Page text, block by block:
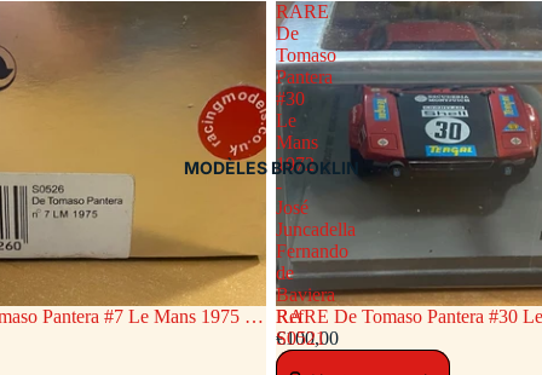
MODÈLES BROOKLIN
Pantera #7 Le Mans 1975 -
RARE
De
Tomaso
Pantera
#30
Le
Mans
1972
-
José
Juncadella
Fernando
de
Baviera
Ref
S0521
RARE De Tomaso Pantera #30
€100,00